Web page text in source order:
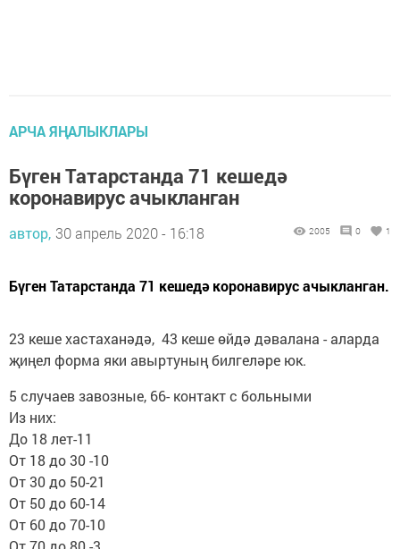
АРЧА ЯҢАЛЫКЛАРЫ
Бүген Татарстанда 71 кешедә
коронавирус ачыкланган
автор, 30 апрель 2020 - 16:18 2005 0 1
Бүген Татарстанда 71 кешедә коронавирус ачыкланган.
23 кеше хастаханәдә, 43 кеше өйдә дәвалана - аларда
җиңел форма яки авыртуның билгеләре юк.
5 случаев завозные, 66- контакт с больными
Из них:
До 18 лет-11
От 18 до 30 -10
От 30 до 50-21
От 50 до 60-14
От 60 до 70-10